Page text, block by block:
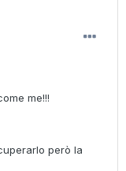
me!!!
però la